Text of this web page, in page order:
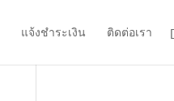
แจ้งชำระเงิน ติดต่อเรา